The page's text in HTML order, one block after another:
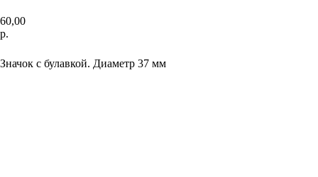
60,00
р.
Значок с булавкой. Диаметр 37 мм